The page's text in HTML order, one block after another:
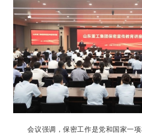
会议强调，保密工作是党和国家一项